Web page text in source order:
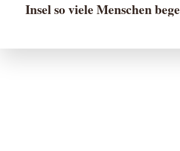
Insel so viele Menschen